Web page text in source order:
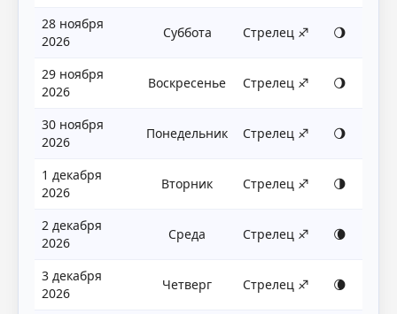
28 ноября
2026
Суббота Стрелец ♐ 🌖
29 ноября
2026
Воскресенье Стрелец ♐ 🌖
30 ноября
2026
Понедельник Стрелец ♐ 🌖
1 декабря
2026
Вторник Стрелец ♐ 🌗
2 декабря
2026
Среда Стрелец ♐ 🌘
3 декабря
2026
Четверг Стрелец ♐ 🌘